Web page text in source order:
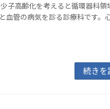
子高齢化を考えると循環器科領
血管の病気を診る診療科です。
続きを